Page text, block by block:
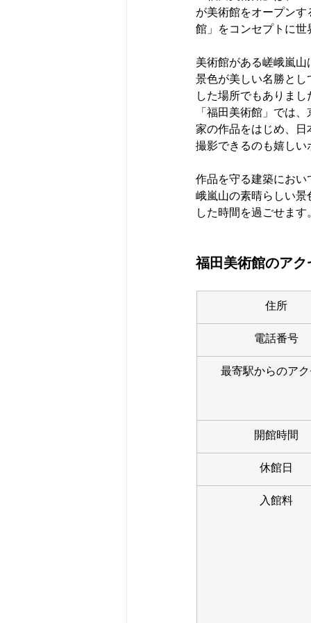
が美術館をオープン
館」をコンセプトに
美術館がある嵯峨嵐
景色が美しい名勝と
した場所でもありまし
「福田美術館」では
家の作品をはじめ、
撮影できるのも嬉しい
作品を守る建築にお
峨嵐山の素晴らしい
した時間を過ごせます
福田美術館のアク
住所
電話番号
最寄駅からのア
開館時間
休館日
入館料